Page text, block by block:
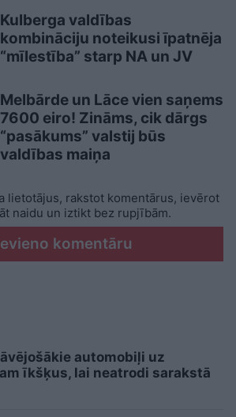
Kulberga valdības
kombināciju noteikusi īpatnēja
“mīlestība” starp NA un JV
Melbārde un Lāce vien saņems
7600 eiro! Zināms, cik dārgs
“pasākums” valstij būs
valdības maiņa
lietotājus, rakstot komentārus, ievērot
naidu un iztikt bez rupjībām.
komentāru
automobiļi uz
īkšķus, lai neatrodi sarakstā